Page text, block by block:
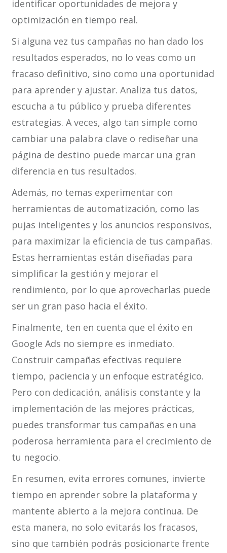
identificar oportunidades de mejora y
optimización en tiempo real.
Si alguna vez tus campañas no han dado los
resultados esperados, no lo veas como un
fracaso definitivo, sino como una oportunidad
para aprender y ajustar. Analiza tus datos,
escucha a tu público y prueba diferentes
estrategias. A veces, algo tan simple como
cambiar una palabra clave o rediseñar una
página de destino puede marcar una gran
diferencia en tus resultados.
Además, no temas experimentar con
herramientas de automatización, como las
pujas inteligentes y los anuncios responsivos,
para maximizar la eficiencia de tus campañas.
Estas herramientas están diseñadas para
simplificar la gestión y mejorar el
rendimiento, por lo que aprovecharlas puede
ser un gran paso hacia el éxito.
Finalmente, ten en cuenta que el éxito en
Google Ads no siempre es inmediato.
Construir campañas efectivas requiere
tiempo, paciencia y un enfoque estratégico.
Pero con dedicación, análisis constante y la
implementación de las mejores prácticas,
puedes transformar tus campañas en una
poderosa herramienta para el crecimiento de
tu negocio.
En resumen, evita errores comunes, invierte
tiempo en aprender sobre la plataforma y
mantente abierto a la mejora continua. De
esta manera, no solo evitarás los fracasos,
sino que también podrás posicionarte frente